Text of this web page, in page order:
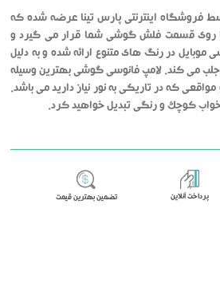
فروشگاه اینترنتی پارس تینا عرضه شده که
روی قسمت فلش گوشی شما قرار می گیرد و
در رنگ های متنوع ارائه شده و به دلیل
می کند. لامپ فانوسی گوشی بهترین وسیله
که در تاریکی به نور نیاز دارید می باشد.
خواب کوچک و رنگی تبدیل خواهید کرد.
پرداخت آنلاین تضمین بهترین قیمت